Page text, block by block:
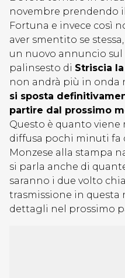
novembre prendendo
Fortuna e invece così
aver smentito se
un nuovo annuncio
palinsesto di Striscia
non andrà più in onda
si sposta
partire dal prossimo
Questo è quanto
diffusa pochi minuti fa
Monzese alla stampa
si parla anche di
saranno i due volto
trasmissione in questa
dettagli nel prossimo